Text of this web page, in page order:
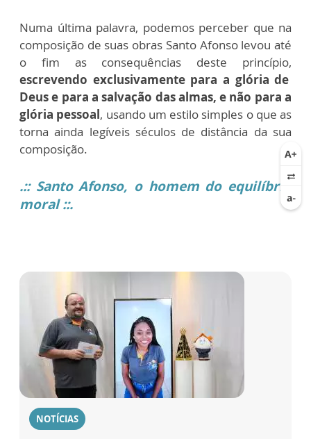
Numa última palavra, podemos perceber que na
composição de suas obras Santo Afonso levou até
o fim as consequências deste princípio,
escrevendo exclusivamente para a glória de
Deus e para a salvação das almas, e não para a
glória pessoal, usando um estilo simples o que as
torna ainda legíveis séculos de distância da sua
composição.
.:: Santo Afonso, o homem do equilíbrio
moral ::.
NOTÍCIAS